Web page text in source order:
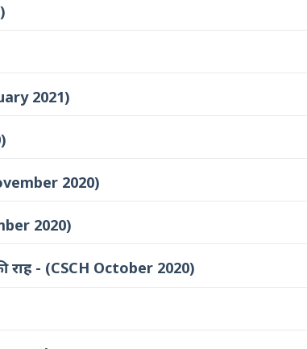
2021)
2020)
2020)
राह - (CSCH October 2020)